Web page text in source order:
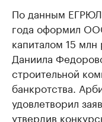
По данным
года оформил
капиталом 15
Даниила
строительной
банкротства.
удовлетворил
утвердив